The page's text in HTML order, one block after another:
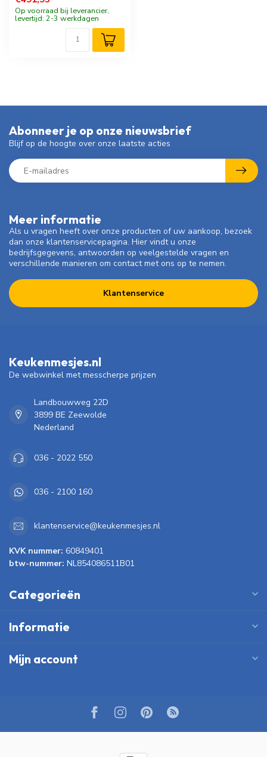
Op voorraad bij leverancier,
levertijd: 2-3 werkdagen
Meer informatie
Als u vragen heeft over onze producten of uw aankoop, bezoek
dan onze klantenservicepagina. Hier vindt u onze
bedrijfsgegevens, antwoorden op veelgestelde vragen en
verschillende manieren om contact met ons op te nemen.
Klantenservice
Abonneer je op onze nieuwsbrief
Blijf op de hoogte over onze laatste acties
Keukenmesjes.nl
De webwinkel met messcherpe prijzen
Landbouwweg 22D
3899 BE Zeewolde
Nederland
036 - 2022 550
036 - 2100 160
klantenservice@keukenmesjes.nl
KVK nummer: 60849401
btw-nummer: NL854086511B01
Categorieën
Informatie
Mijn account